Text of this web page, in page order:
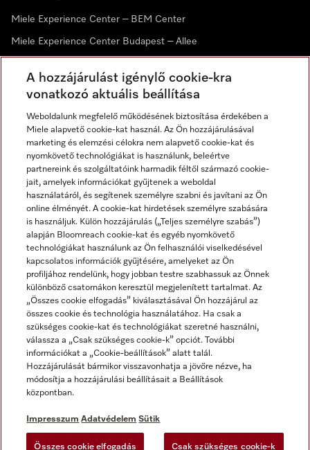
Miele Experience Center – BEM Center
Miele Experience Center Budapest – Allee
Hírlevél
Impresszum
ÁSZF
Adatvédelem
Felhasználási feltételek
Akadálymentességi Nyilatkozat
Digitális Szolgáltatásokról szóló törvény
Miele a YouTube-on
Miele a Facebookon
Miele az Instagramon
A hozzájárulást igénylő cookie-kra
vonatkozó aktuális beállítása
Weboldalunk megfelelő működésének biztosítása érdekében a
Miele alapvető cookie-kat használ. Az Ön hozzájárulásával
marketing és elemzési célokra nem alapvető cookie-kat és
nyomkövető technológiákat is használunk, beleértve
partnereink és szolgáltatóink harmadik féltől származó cookie-
jait, amelyek információkat gyűjtenek a weboldal
használatáról, és segítenek személyre szabni és javítani az Ön
online élményét. A cookie-kat hirdetések személyre szabására
is használjuk. Külön hozzájárulás („Teljes személyre szabás”)
alapján Bloomreach cookie-kat és egyéb nyomkövető
technológiákat használunk az Ön felhasználói viselkedésével
kapcsolatos információk gyűjtésére, amelyeket az Ön
profiljához rendelünk, hogy jobban testre szabhassuk az Önnek
különböző csatornákon keresztül megjelenített tartalmat. Az
„Összes cookie elfogadás” kiválasztásával Ön hozzájárul az
összes cookie és technológia használatához. Ha csak a
szükséges cookie-kat és technológiákat szeretné használni,
válassza a „Csak szükséges cookie-k” opciót. További
információkat a „Cookie-beállítások” alatt talál.
Hozzájárulását bármikor visszavonhatja a jövőre nézve, ha
módosítja a hozzájárulási beállításait a Beállítások
központban.
Impresszum Adatvédelem Sütik
Összes cookie elfogadás Csak szükséges cookie-k